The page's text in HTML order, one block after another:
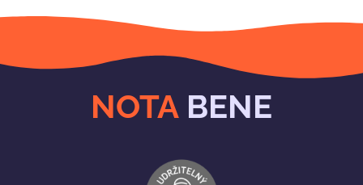
NOTA BENE